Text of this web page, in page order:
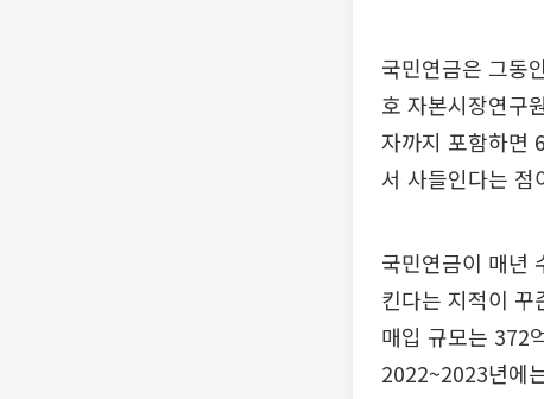
국민연금은 그동
호 자본시장연구
자까지 포함하면
서 사들인다는 점
국민연금이 매년
킨다는 지적이
매입 규모는 372
2022~2023년에